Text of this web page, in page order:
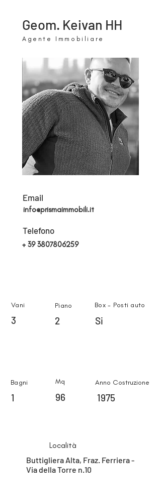
Geom. Keivan HH
Agente Immobiliare
Email
info@prismaimmobili.it
Telefono
+ 39 3807806259
Vani
3
Piano
2
Box - Posti auto
Si
Bagni
1
Mq
96
Anno Costruzione
1975
Località
Buttigliera Alta, Fraz. Ferriera -
Via della Torre n.10